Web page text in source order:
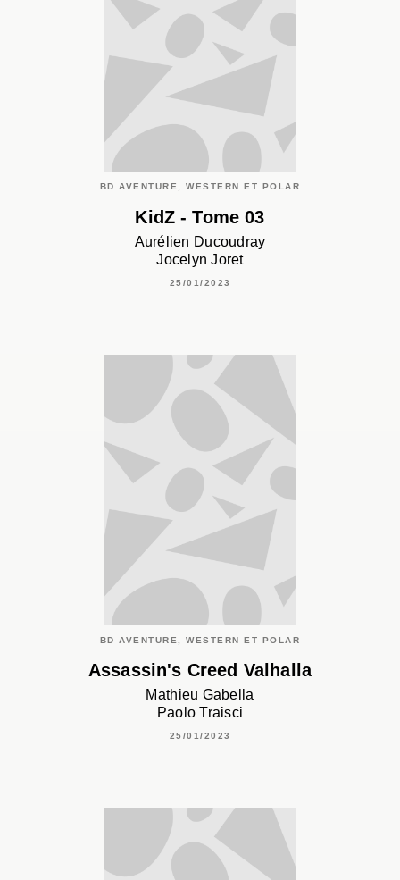
BD AVENTURE, WESTERN ET POLAR
KidZ - Tome 03
Aurélien Ducoudray
Jocelyn Joret
25/01/2023
BD AVENTURE, WESTERN ET POLAR
Assassin's Creed Valhalla
Mathieu Gabella
Paolo Traisci
25/01/2023